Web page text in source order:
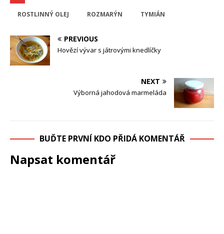
ROSTLINNÝ OLEJ ROZMARÝN TYMIÁN
PREVIOUS
Hovězí vývar s játrovými knedlíčky
NEXT
Výborná jahodová marmeláda
BUĎTE PRVNÍ KDO PŘIDÁ KOMENTÁŘ
Napsat komentář